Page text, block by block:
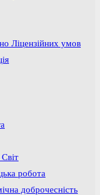
Ліцензійних умов
робота
доброчесність